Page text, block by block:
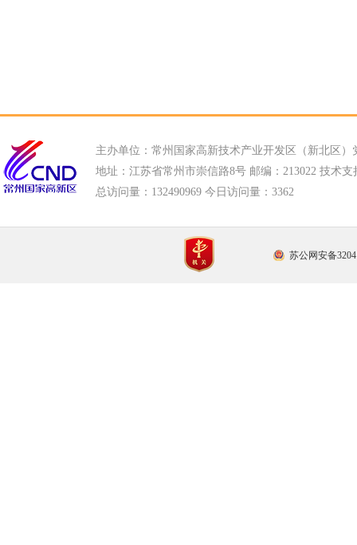
主办单位：常州国家高新技术产业开发区（新北区）
地址：江苏省常州市崇信路8号 邮编：213022 技术支
总访问量： 132490969 今日访问量： 3362
苏公网安备